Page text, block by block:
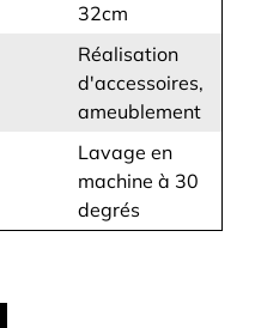
32cm
Réalisation
d'accessoires,
ameublement
Lavage en
machine à 30
degrés